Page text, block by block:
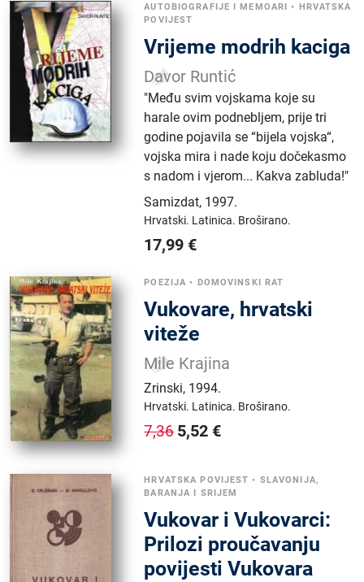
AUTOBIOGRAFIJE I MEMOARI • HRVATSKA
POVIJEST
Vrijeme modrih kaciga
Davor Runtić
"Među svim vojskama koje su
harale ovim podnebljem, prije tri
godine pojavila se “bijela vojska“,
vojska mira i nade koju dočekasmo
s nadom i vjerom... Kakva zabluda!"
Samizdat, 1997.
Hrvatski. Latinica. Broširano.
17,99 €
POEZIJA • DOMOVINSKI RAT
Vukovare, hrvatski
viteže
Mile Krajina
Zrinski, 1994.
Hrvatski. Latinica. Broširano.
7,36 5,52 €
HRVATSKA POVIJEST • SLAVONIJA,
BARANJA I SRIJEM
Vukovar i Vukovarci:
Prilozi proučavanju
povijesti Vukovara